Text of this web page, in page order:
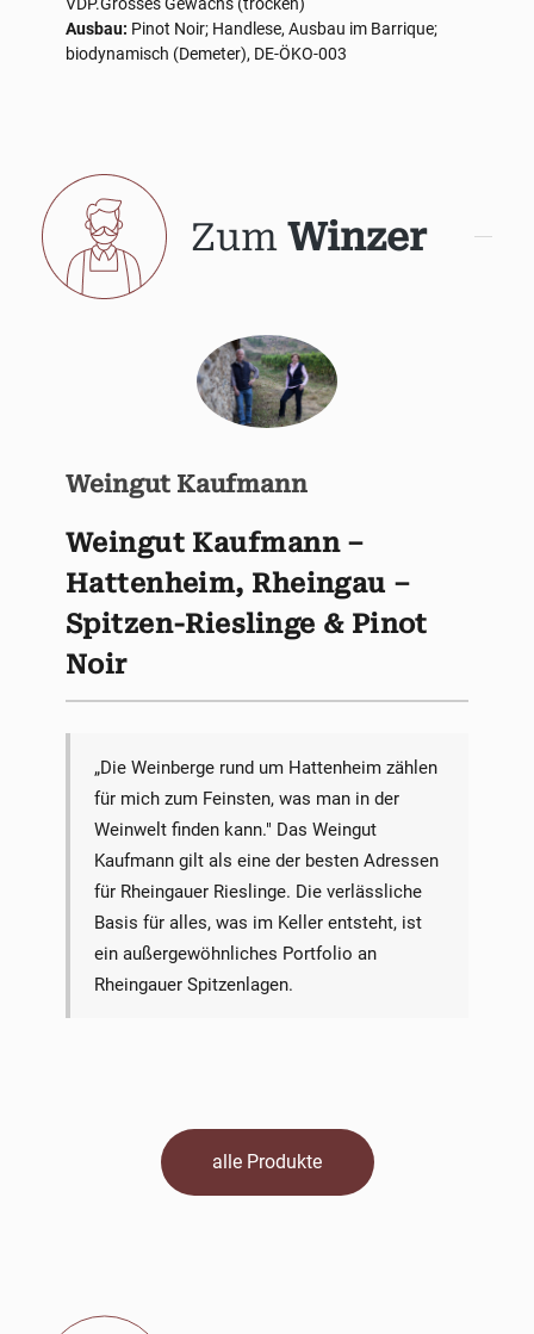
Ausbau: Pinot Noir; Handlese, Ausbau im Barrique;
biodynamisch (Demeter), DE-ÖKO-003
Zum Winzer
Weingut Kaufmann
Weingut Kaufmann –
Hattenheim, Rheingau –
Spitzen-Rieslinge & Pinot
Noir
„Die Weinberge rund um Hattenheim zählen
für mich zum Feinsten, was man in der
Weinwelt finden kann." Das Weingut
Kaufmann gilt als eine der besten Adressen
für Rheingauer Rieslinge. Die verlässliche
Basis für alles, was im Keller entsteht, ist
ein außergewöhnliches Portfolio an
Rheingauer Spitzenlagen.
alle Produkte